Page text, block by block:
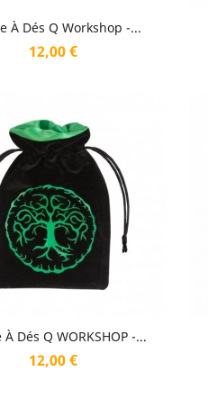
À Dés Q Workshop -...
Prix
12,00 €
Aperçu rapide
Dés Q WORKSHOP -...
Prix
12,00 €
Aperçu rapide